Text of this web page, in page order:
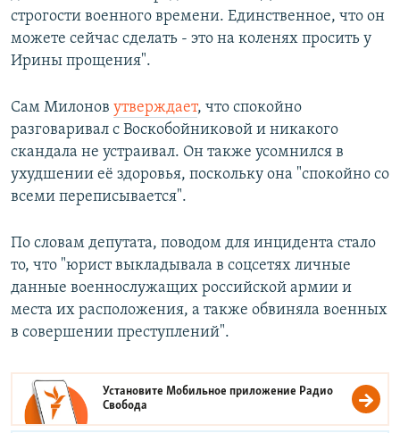
строгости военного времени. Единственное, что он
можете сейчас сделать - это на коленях просить у
Ирины прощения".
Сам Милонов утверждает, что спокойно
разговаривал с Воскобойниковой и никакого
скандала не устраивал. Он также усомнился в
ухудшении её здоровья, поскольку она "спокойно со
всеми переписывается".
По словам депутата, поводом для инцидента стало
то, что "юрист выкладывала в соцсетях личные
данные военнослужащих российской армии и
места их расположения, а также обвиняла военных
в совершении преступлений".
Установите Мобильное приложение Радио
Свобода